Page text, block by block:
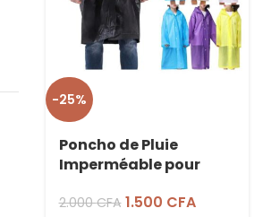
-25%
Poncho de Pluie
Imperméable pour
2.000CFA 1.500 CFA